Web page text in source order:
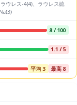
ウレス-4(4)、ラウレス硫
8 / 100
1.1 / 5
平均 3 最高 8